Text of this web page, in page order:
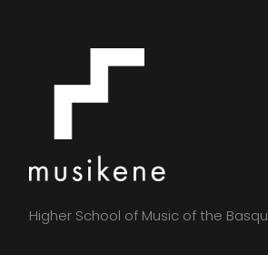
Higher School of Music of the